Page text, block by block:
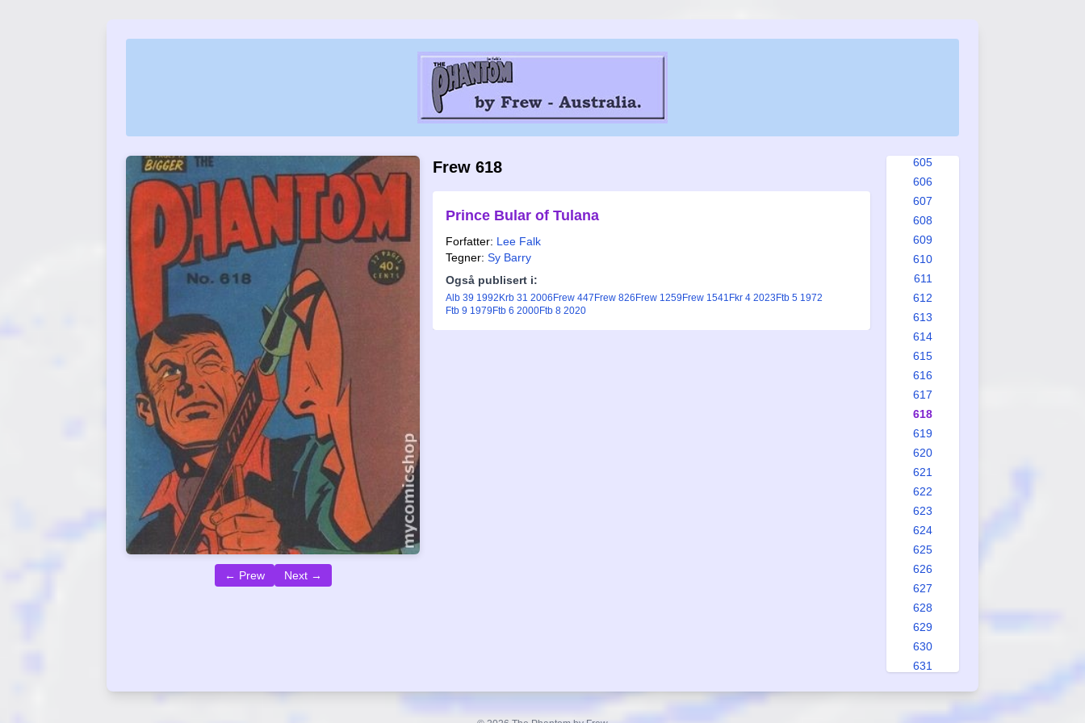
← Prew Next →
Frew 618
Prince Bular of Tulana
Forfatter: Lee Falk
Tegner: Sy Barry
Også publisert i:
Alb 39 1992 Krb 31 2006 Frew 447 Frew 826 Frew 1259 Frew 1541 Fkr 4 2023 Ftb 5 1972
Ftb 9 1979 Ftb 6 2000Ftb 8 2020
605
606
607
608
609
610
611
612
613
614
615
616
617
618
619
620
621
622
623
624
625
626
627
628
629
630
631